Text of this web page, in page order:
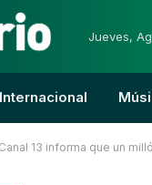
Jueves,
Internacional
13 informa que un